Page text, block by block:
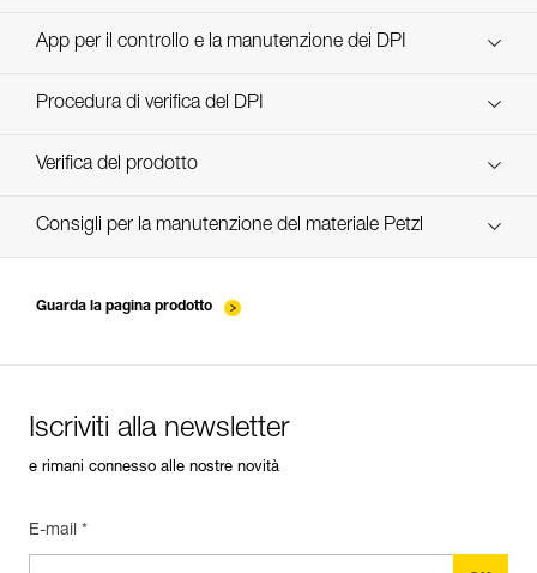
Technical Notice
App per il controllo e la manutenzione dei DPI
scopri ePPEcentre
Procedura di verifica del DPI
verif-EPI-bloqueur-procedure-IT
Verifica del prodotto
verif-EPI-bloqueur-suivi-IT
Consigli per la manutenzione del materiale Petzl
Guarda la pagina prodotto
Iscriviti alla newsletter
e rimani connesso alle nostre novità
E-mail *